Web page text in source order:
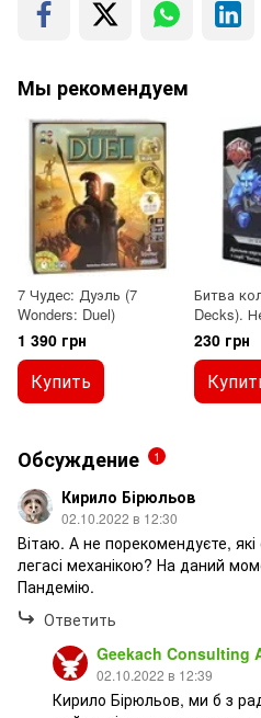
Мы рекомендуем
7 Чудес: Дуэль (7
Wonders: Duel)
1 390 грн
Купить
Битва
Decks).
230 грн
Обсуждение 1
Кирило Бірюльов
02.10.2022 в 12:30
Вітаю. А не порекомендуєте,
легасі механікою? На даний
Пандемію.
Ответить
Geekach Consulting
02.10.2022 в 12:39
Кирило Бірюльов, ми б з